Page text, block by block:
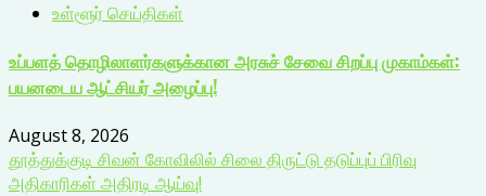
உள்ளூர் செய்திகள்
உப்பளத் தொழிலாளர்களுக்கான அரசுச் சேவை சிறப்பு முகாம்கள்:
பயனடைய ஆட்சியர் அழைப்பு!
August 8, 2026
தூத்துக்குடி சிவன் கோவிலில் சிலை திருட்டு தடுப்புப் பிரிவு
அதிகாரிகள் அதிரடி ஆய்வு!